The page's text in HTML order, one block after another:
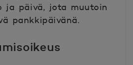
ja päivä, jota muutoin
pankkipäivänä.